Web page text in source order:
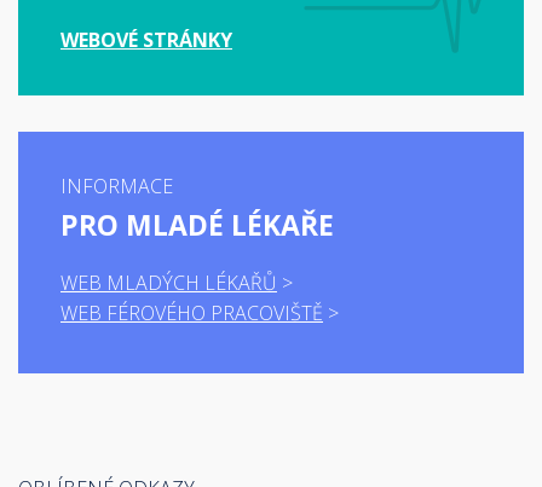
WEBOVÉ STRÁNKY
INFORMACE
PRO MLADÉ LÉKAŘE
WEB MLADÝCH LÉKAŘŮ
WEB FÉROVÉHO PRACOVIŠTĚ